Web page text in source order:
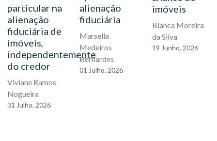
particular na
alienação
fiduciária de
imóveis,
independentemente
do credor
Viviane Ramos
Nogueira
31 Julho, 2026
alienação
fiduciária
Marsella
Medeiros
Bernardes
01 Julho, 2026
imóveis
Bianca Moreira
da Silva
19 Junho, 2026